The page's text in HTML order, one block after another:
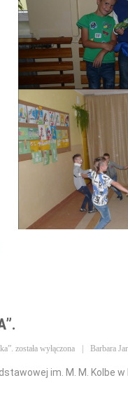
została wyłączona Barbara
im. M. M.